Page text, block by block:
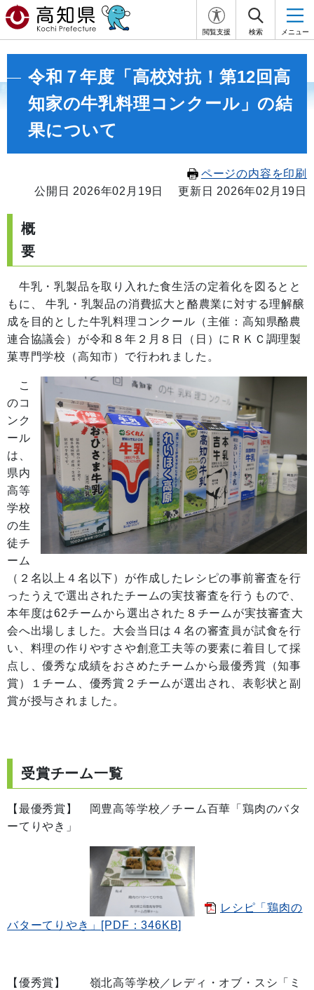
閲覧支援 検索 メニュー
令和７年度「高校対抗！第12回高
知家の牛乳料理コンクール」の結
果について
ページの内容を印刷
公開日 2026年02月19日
更新日 2026年02月19日
概
牛乳・乳製品を取り入れた食生活の定着化を図るとと
もに、 牛乳・乳製品の消費拡大と酪農業に対する理解醸
成を 目的とした牛乳料理コンクール（主催：高知県酪農
連合協議会）が令和８年２月 ８日（日）にＲＫＣ調理製
菓専門学校（高知市）で行われました。
こ
のコ
ンク
ール
は、
県内
高等
学校
の生
徒チ
ーム
（２名以上４名以下） が作成した レ シピの事前審査を行
ったうえで選出されたチームの実技審査を行うもので、
本年度は62チームから選出された８チームが実技審査大
会へ出場しました。大会当日は４名の審査員が試食を行
い、料理の作りやすさや創意工夫等の要素に着目して採
点し、優秀な成績をおさめたチームから最優秀賞（知事
賞）１チーム、優秀賞２チームが選出され、表彰状と副
賞が授与されました。
受賞チーム一覧
【最優秀賞】 岡豊高等学校／チーム百華「鶏肉のバタ
ーてりやき」
レシピ「鶏肉の
バターてりやき」[PDF：346KB]
【優秀賞】 嶺北高等学校／レディ・オブ・スシ「ミ